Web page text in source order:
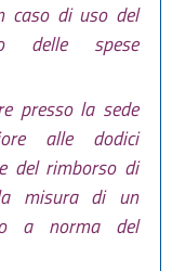
caso di uso del
delle spese
presso la sede
alle dodici
del rimborso di
misura di un
a norma del